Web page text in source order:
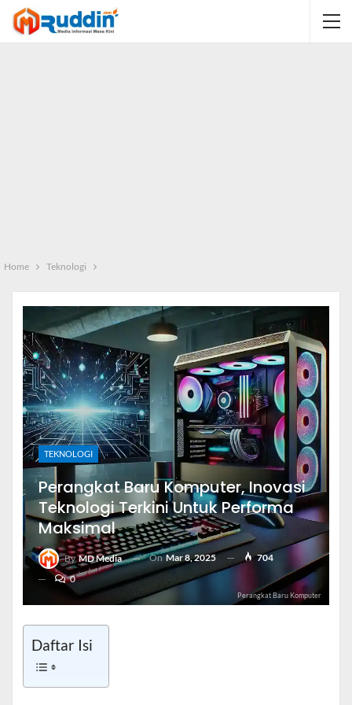
Home Teknologi
TEKNOLOGI
Perangkat Baru Komputer, Inovasi
Teknologi Terkini Untuk Performa
Maksimal
ByMD Media OnMar 8, 2025
704
0
Perangkat Baru Komputer
Daftar Isi